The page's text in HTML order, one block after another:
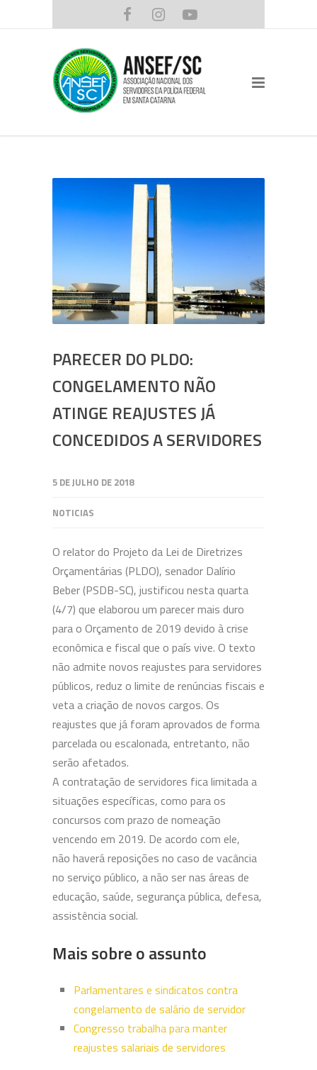
PARECER DO PLDO:
CONGELAMENTO NÃO
ATINGE REAJUSTES JÁ
CONCEDIDOS A SERVIDORES
5 DE JULHO DE 2018
NOTICIAS
O relator do Projeto da Lei de Diretrizes
Orçamentárias (PLDO), senador Dalírio
Beber (PSDB-SC), justificou nesta quarta
(4/7) que elaborou um parecer mais duro
para o Orçamento de 2019 devido à crise
econômica e fiscal que o país vive. O texto
não admite novos reajustes para servidores
públicos, reduz o limite de renúncias fiscais e
veta a criação de novos cargos. Os
reajustes que já foram aprovados de forma
parcelada ou escalonada, entretanto, não
serão afetados.
A contratação de servidores fica limitada a
situações específicas, como para os
concursos com prazo de nomeação
vencendo em 2019. De acordo com ele,
não haverá reposições no caso de vacância
no serviço público, a não ser nas áreas de
educação, saúde, segurança pública, defesa,
assistência social.
Mais sobre o assunto
Parlamentares e sindicatos contra
congelamento de salário de servidor
Congresso trabalha para manter
reajustes salariais de servidores